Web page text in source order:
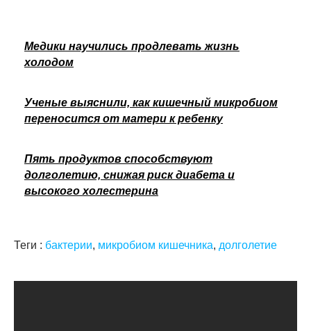
Медики научились продлевать жизнь
холодом
Ученые выяснили, как кишечный микробиом
переносится от матери к ребенку
Пять продуктов способствуют
долголетию, снижая риск диабета и
высокого холестерина
Теги : бактерии, микробиом кишечника, долголетие